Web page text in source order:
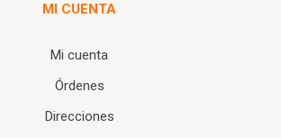
MI CUENTA
Mi cuenta
Órdenes
Direcciones